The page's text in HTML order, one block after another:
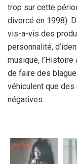
trop sur cette
divorcé en 1998).
vis-a-vis des
personnalité,
musique,
de faire des
véhiculent que
négatives.